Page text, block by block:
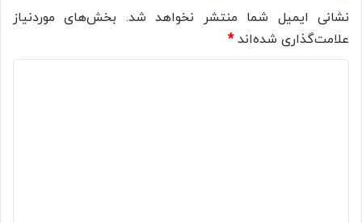
نشانی ایمیل شما منتشر نخواهد شد. بخش‌های موردنیاز
علامت‌گذاری شده‌اند*